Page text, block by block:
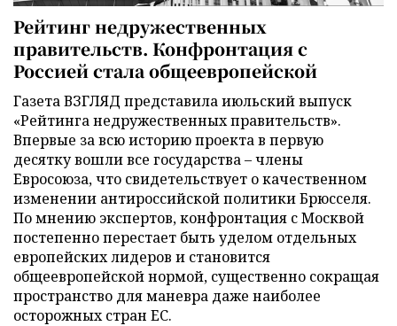
Рейтинг недружественных
правительств. Конфронтация с
Россией стала общеевропейской
Газета ВЗГЛЯД представила июльский выпуск
«Рейтинга недружественных правительств».
Впервые за всю историю проекта в первую
десятку вошли все государства – члены
Евросоюза, что свидетельствует о качественном
изменении антироссийской политики Брюсселя.
По мнению экспертов, конфронтация с Москвой
постепенно перестает быть уделом отдельных
европейских лидеров и становится
общеевропейской нормой, существенно сокращая
пространство для маневра даже наиболее
осторожных стран ЕС.